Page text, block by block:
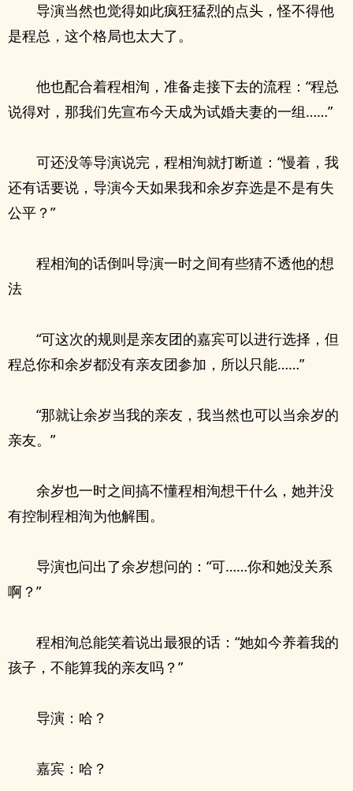
导演当然也觉得如此疯狂猛烈的点头，怪不得他
是程总，这个格局也太大了。
他也配合着程相洵，准备走接下去的流程：“程总
说得对，那我们先宣布今天成为试婚夫妻的一组……”
可还没等导演说完，程相洵就打断道：“慢着，我
还有话要说，导演今天如果我和余岁弃选是不是有失
公平？”
程相洵的话倒叫导演一时之间有些猜不透他的想
法
“可这次的规则是亲友团的嘉宾可以进行选择，但
程总你和余岁都没有亲友团参加，所以只能……”
“那就让余岁当我的亲友，我当然也可以当余岁的
亲友。”
余岁也一时之间搞不懂程相洵想干什么，她并没
有控制程相洵为他解围。
导演也问出了余岁想问的：“可……你和她没关系
啊？”
程相洵总能笑着说出最狠的话：“她如今养着我的
孩子，不能算我的亲友吗？”
导演：哈？
嘉宾：哈？